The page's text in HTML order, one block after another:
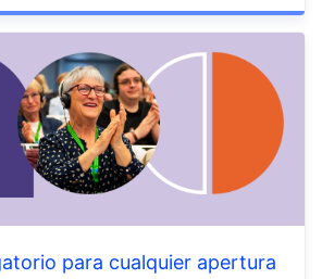
para cualquier apertura